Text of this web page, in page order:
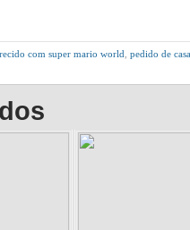
com super mario world pedido de